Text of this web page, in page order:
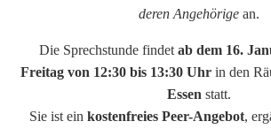
deren Angehörige an.
Die Sprechstunde findet ab dem 16.
Freitag von 12:30 bis 13:30 Uhrin den
Essen statt.
Sie ist ein kostenfreies Peer-Angebot,